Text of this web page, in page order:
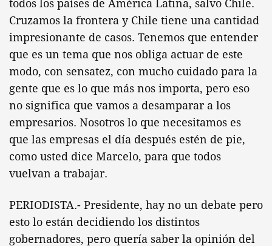
todos los países de América Latina, salvo Chile.
Cruzamos la frontera y Chile tiene una cantidad
impresionante de casos. Tenemos que entender
que es un tema que nos obliga actuar de este
modo, con sensatez, con mucho cuidado para la
gente que es lo que más nos importa, pero eso
no significa que vamos a desamparar a los
empresarios. Nosotros lo que necesitamos es
que las empresas el día después estén de pie,
como usted dice Marcelo, para que todos
vuelvan a trabajar.
PERIODISTA.- Presidente, hay no un debate pero
esto lo están decidiendo los distintos
gobernadores, pero quería saber la opinión del